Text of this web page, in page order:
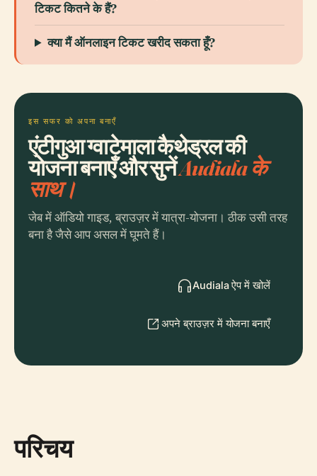
टिकट कितने के हैं?
क्या मैं ऑनलाइन टिकट खरीद सकता हूँ?
इस सफर को अपना बनाएँ
एंटीगुआ ग्वाटेमाला कैथेड्रल की
योजना बनाएँ और सुनेंAudiala के
साथ।
जेब में ऑडियो गाइड, ब्राउज़र में यात्रा-योजना। ठीक उसी तरह
बना है जैसे आप असल में घूमते हैं।
Audiala ऐप में खोलें
अपने ब्राउज़र में योजना बनाएँ
परिचय